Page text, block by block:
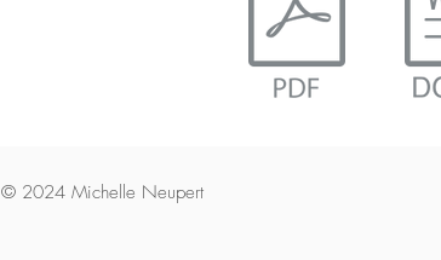
© 2024 Michelle Neupert